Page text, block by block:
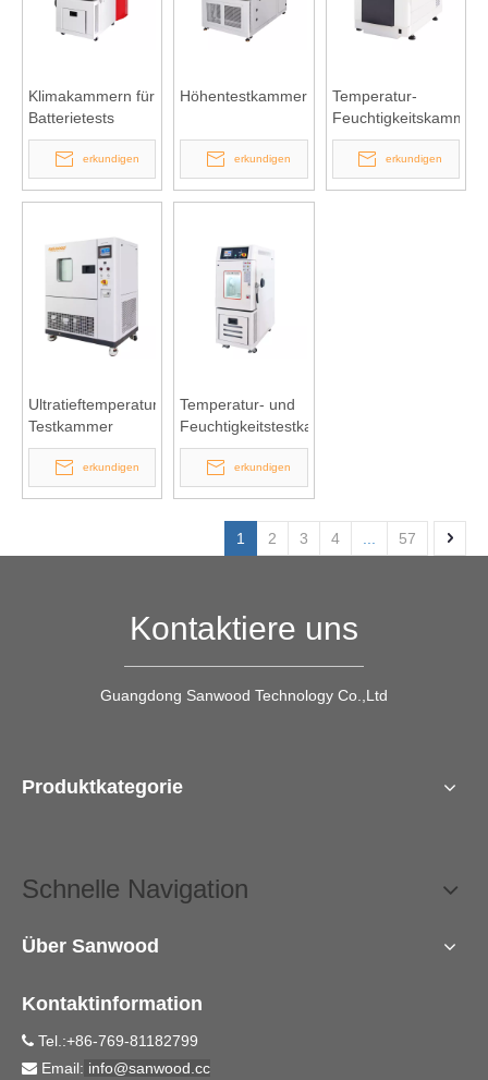
Klimakammern für
Batterietests
erkundigen
Höhentestkammer
erkundigen
Temperatur-
Feuchtigkeitskammer
vom Tischmodell
erkundigen
Ultratieftemperatur-
Testkammer
erkundigen
Temperatur- und
Feuchtigkeitstestkammer
erkundigen
1 2 3 4 57
Kontaktiere uns
Guangdong Sanwood Technology Co.,Ltd
Produktkategorie
Schnelle Navigation
Über Sanwood
Kontaktinformation
 Tel.:+86-769-81182799
 Email: info@sanwood.cc